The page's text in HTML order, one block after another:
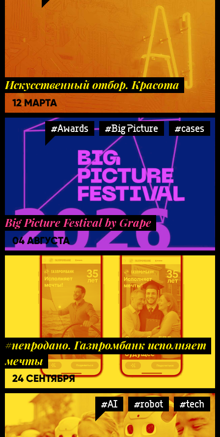
Искусственный отбор. Красота
12 МАРТА
#Awards #Big Picture #cases
Big Picture Festival by Grape
04 АВГУСТА
#непродано. Газпромбанк исполняет
мечты
24 СЕНТЯБРЯ
#AI #robot #tech